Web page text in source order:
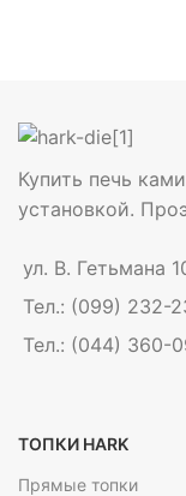
Купить печь
установкой.
ул. В. Гетьмана
Тел.: (099) 232-
Тел.: (044) 360-
ТОПКИ HARK
Прямые топки